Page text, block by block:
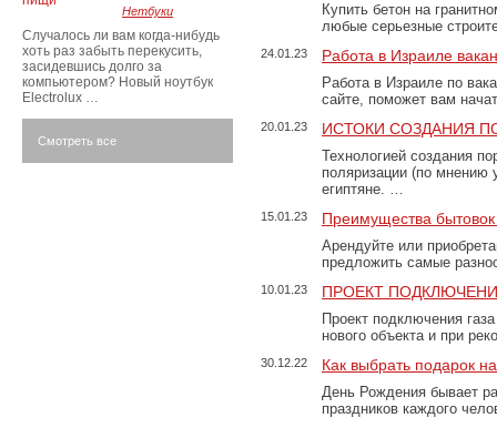
Купить бетон на
любые серьезные
24.01.23 Работа в Израиле
Работа в Израиле по
сайте, поможет вам
20.01.23 ИСТОКИ СОЗДАНИЯ
Технологией создания
поляризации (по
египтяне. …
15.01.23 Преимущества
Арендуйте или
предложить самые
10.01.23 ПРОЕКТ
Проект подключения
нового объекта и при
30.12.22 Как выбрать подарок
День Рождения бывает
праздников каждого
Нетбуки
Случалось ли вам когда-нибудь
хоть раз забыть перекусить,
засидевшись долго за
компьютером? Новый ноутбук
Electrolux …
Смотреть все